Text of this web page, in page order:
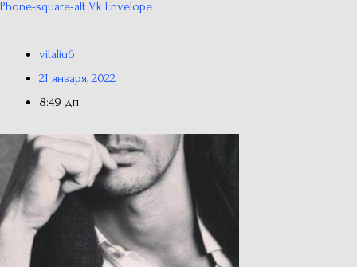
Phone-square-alt Vk Envelope
vitaliu6
21 января, 2022
8:49 дп